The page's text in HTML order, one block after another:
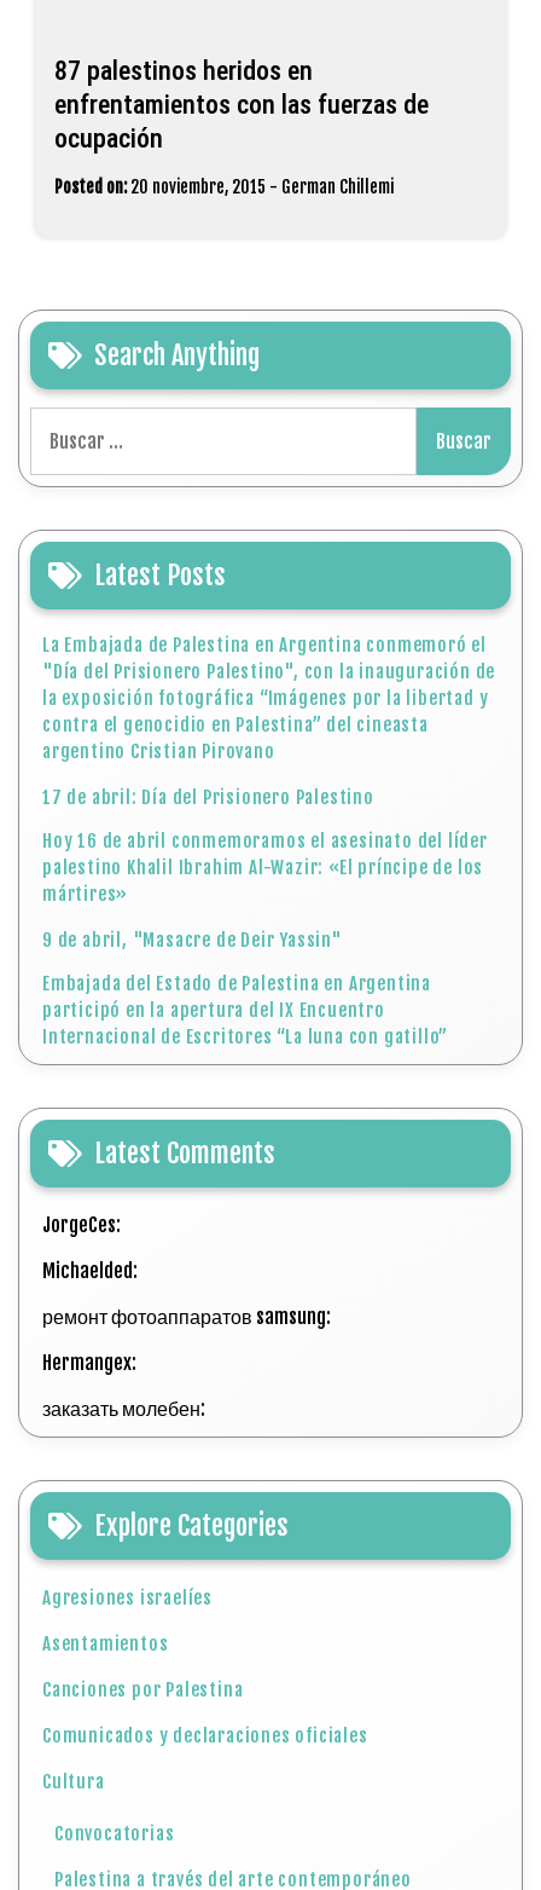
87 palestinos heridos en
enfrentamientos con las fuerzas de
ocupación
Posted on: 20 noviembre, 2015 - German Chillemi
Search Anything
Latest Posts
La Embajada de Palestina en Argentina conmemoró el
"Día del Prisionero Palestino", con la inauguración de
la exposición fotográfica “Imágenes por la libertad y
contra el genocidio en Palestina” del cineasta
argentino Cristian Pirovano
17 de abril: Día del Prisionero Palestino
Hoy 16 de abril conmemoramos el asesinato del líder
palestino Khalil Ibrahim Al-Wazir: «El príncipe de los
mártires»
9 de abril, "Masacre de Deir Yassin"
Embajada del Estado de Palestina en Argentina
participó en la apertura del IX Encuentro
Internacional de Escritores “La luna con gatillo”
Latest Comments
JorgeCes:
Michaelded:
ремонт фотоаппаратов samsung:
Hermangex:
заказать молебен:
Explore Categories
Agresiones israelíes
Asentamientos
Canciones por Palestina
Comunicados y declaraciones oficiales
Cultura
Convocatorias
Palestina a través del arte contemporáneo